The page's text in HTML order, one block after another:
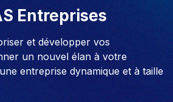
Entreprises
et développer vos
un nouvel élan à votre
entreprise dynamique et à taille